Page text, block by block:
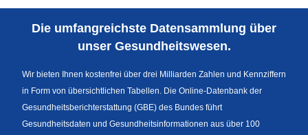
Sprachumschaltung
Die umfangreichste Datensammlung über
unser Gesundheitswesen.
Wir bieten Ihnen kostenfrei über drei Milliarden Zahlen und Kennziffern
in Form von übersichtlichen Tabellen. Die Online-Datenbank der
Gesundheitsberichterstattung (GBE) des Bundes führt
Gesundheitsdaten und Gesundheitsinformationen aus über 100